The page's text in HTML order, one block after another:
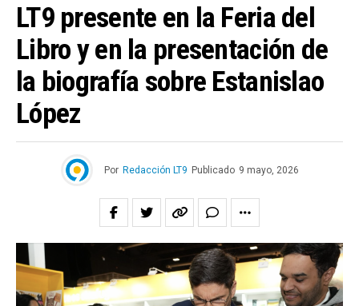
LT9 presente en la Feria del
Libro y en la presentación de
la biografía sobre Estanislao
López
Por Redacción LT9 Publicado 9 mayo, 2026